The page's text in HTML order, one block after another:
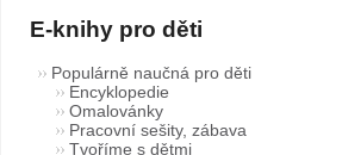
E-knihy pro děti
Populárně naučná pro děti
Encyklopedie
Omalovánky
Pracovní sešity, zábava
Tvoříme s dětmi